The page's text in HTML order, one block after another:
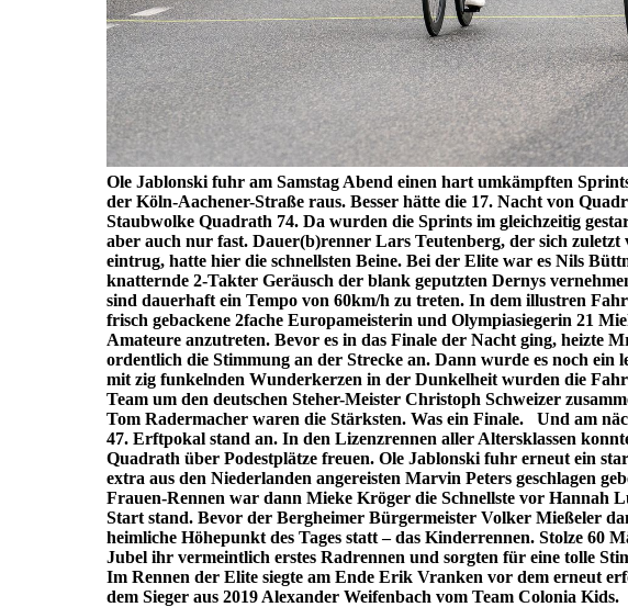
Ole Jablonski fuhr am Samstag Abend einen hart umkämpften
der Köln-Aachener-Straße raus. Besser hätte die 17. Nacht von
Staubwolke Quadrath 74. Da wurden die Sprints im gleichzeitig
aber auch nur fast. Dauer(b)renner Lars Teutenberg, der sich
eintrug, hatte hier die schnellsten Beine. Bei der Elite war es Nils
knatternde 2-Takter Geräusch der blank geputzten Dernys
sind dauerhaft ein Tempo von 60km/h zu treten. In dem illustren
frisch gebackene 2fache Europameisterin und Olympiasiegerin 21
Amateure anzutreten. Bevor es in das Finale der Nacht ging, heizte
ordentlich die Stimmung an der Strecke an. Dann wurde es noch
mit zig funkelnden Wunderkerzen in der Dunkelheit wurden die
Team um den deutschen Steher-Meister Christoph Schweizer
Tom Radermacher waren die Stärksten. Was ein Finale. Und am
47. Erftpokal stand an. In den Lizenzrennen aller Altersklassen
Quadrath über Podestplätze freuen. Ole Jablonski fuhr erneut ein
extra aus den Niederlanden angereisten Marvin Peters geschlagen
Frauen-Rennen war dann Mieke Kröger die Schnellste vor Hannah
Start stand. Bevor der Bergheimer Bürgermeister Volker Mießeler
heimliche Höhepunkt des Tages statt – das Kinderrennen. Stolze 60
Jubel ihr vermeintlich erstes Radrennen und sorgten für eine tolle
Im Rennen der Elite siegte am Ende Erik Vranken vor dem erneut
dem Sieger aus 2019 Alexander Weifenbach vom Team Colonia Kids.